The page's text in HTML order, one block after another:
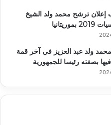
إعلان ترشح محمد ولد الشيخ
ولد عبد العزيز في آخر قمة
بصفته رئيسا للجمهورية